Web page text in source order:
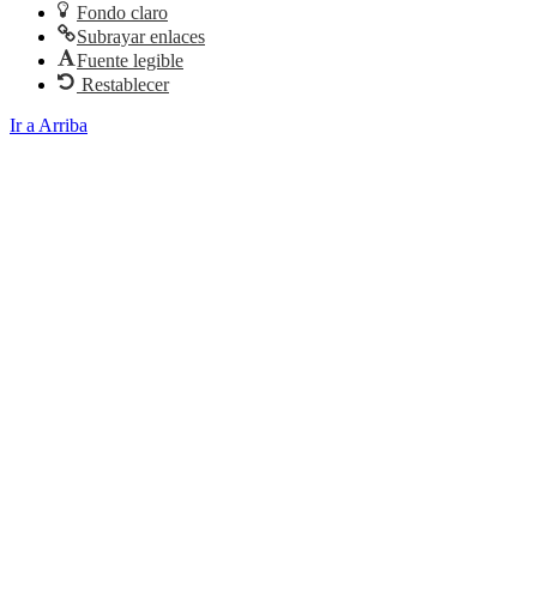
Fondo claro
Subrayar enlaces
Fuente legible
Restablecer
Ir a Arriba